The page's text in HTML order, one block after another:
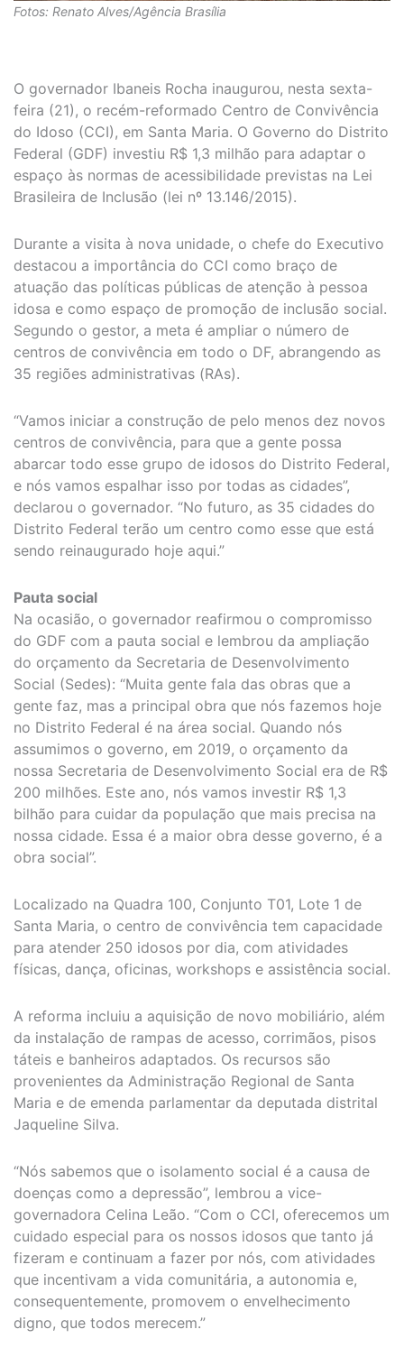
Fotos: Renato Alves/Agência Brasília
O governador Ibaneis Rocha inaugurou, nesta sexta-
feira (21), o recém-reformado Centro de Convivência
do Idoso (CCI), em Santa Maria. O Governo do Distrito
Federal (GDF) investiu R$ 1,3 milhão para adaptar o
espaço às normas de acessibilidade previstas na Lei
Brasileira de Inclusão (lei nº 13.146/2015).
Durante a visita à nova unidade, o chefe do Executivo
destacou a importância do CCI como braço de
atuação das políticas públicas de atenção à pessoa
idosa e como espaço de promoção de inclusão social.
Segundo o gestor, a meta é ampliar o número de
centros de convivência em todo o DF, abrangendo as
35 regiões administrativas (RAs).
“Vamos iniciar a construção de pelo menos dez novos
centros de convivência, para que a gente possa
abarcar todo esse grupo de idosos do Distrito Federal,
e nós vamos espalhar isso por todas as cidades”,
declarou o governador. “No futuro, as 35 cidades do
Distrito Federal terão um centro como esse que está
sendo reinaugurado hoje aqui.”
Pauta social
Na ocasião, o governador reafirmou o compromisso
do GDF com a pauta social e lembrou da ampliação
do orçamento da Secretaria de Desenvolvimento
Social (Sedes): “Muita gente fala das obras que a
gente faz, mas a principal obra que nós fazemos hoje
no Distrito Federal é na área social. Quando nós
assumimos o governo, em 2019, o orçamento da
nossa Secretaria de Desenvolvimento Social era de R$
200 milhões. Este ano, nós vamos investir R$ 1,3
bilhão para cuidar da população que mais precisa na
nossa cidade. Essa é a maior obra desse governo, é a
obra social”.
Localizado na Quadra 100, Conjunto T01, Lote 1 de
Santa Maria, o centro de convivência tem capacidade
para atender 250 idosos por dia, com atividades
físicas, dança, oficinas, workshops e assistência social.
A reforma incluiu a aquisição de novo mobiliário, além
da instalação de rampas de acesso, corrimãos, pisos
táteis e banheiros adaptados. Os recursos são
provenientes da Administração Regional de Santa
Maria e de emenda parlamentar da deputada distrital
Jaqueline Silva.
“Nós sabemos que o isolamento social é a causa de
doenças como a depressão”, lembrou a vice-
governadora Celina Leão. “Com o CCI, oferecemos um
cuidado especial para os nossos idosos que tanto já
fizeram e continuam a fazer por nós, com atividades
que incentivam a vida comunitária, a autonomia e,
consequentemente, promovem o envelhecimento
digno, que todos merecem.”